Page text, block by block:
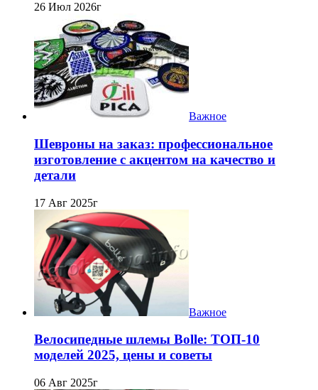
26 Июл 2026г
Важное
Шевроны на заказ: профессиональное
изготовление с акцентом на качество и
детали
17 Авг 2025г
Важное
Велосипедные шлемы Bolle: ТОП-10
моделей 2025, цены и советы
06 Авг 2025г